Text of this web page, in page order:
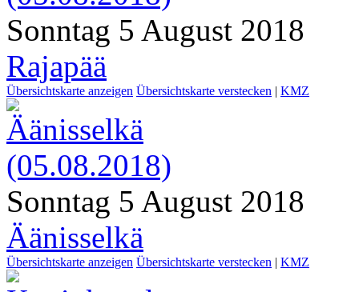
Sonntag 5 August 2018
Rajapää
Übersichtskarte anzeigen Übersichtskarte verstecken | KMZ
Sonntag 5 August 2018
Äänisselkä
Übersichtskarte anzeigen Übersichtskarte verstecken | KMZ